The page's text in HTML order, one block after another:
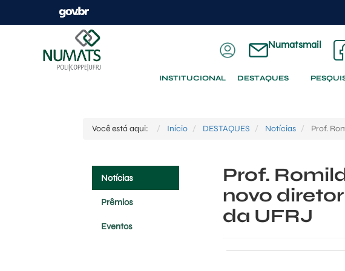
Numatsmail
INSTITUCIONAL DESTAQUES
Você está aqui: Início DESTAQUES Notícias Prof.
Notícias
Prêmios
Eventos
Prof.
novo
da UFRJ